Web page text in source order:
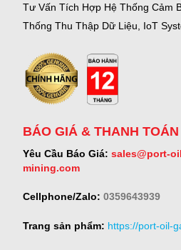
Tư Vấn Tích Hợp Hệ Thống Cảm
Thống Thu Thập Dữ Liệu, IoT
BÁO GIÁ & THANH TOÁN
Yêu Cầu Báo Giá: sales@port-
mining.com
Cellphone/Zalo: 0359643939
Trang sản phẩm: https://port-oil-